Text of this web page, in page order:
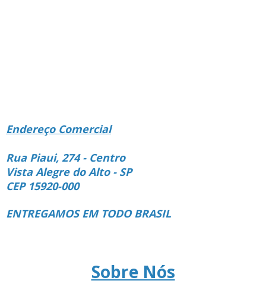
Endereço Comercial
Rua Piaui, 274 - Centro
Vista Alegre do Alto - SP
CEP 15920-000
ENTREGAMOS EM TODO BRASIL
Sobre Nós